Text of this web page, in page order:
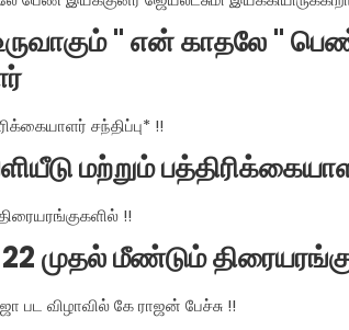
" என் காதலே "
மற்றும்
முதல் மீண்டும்